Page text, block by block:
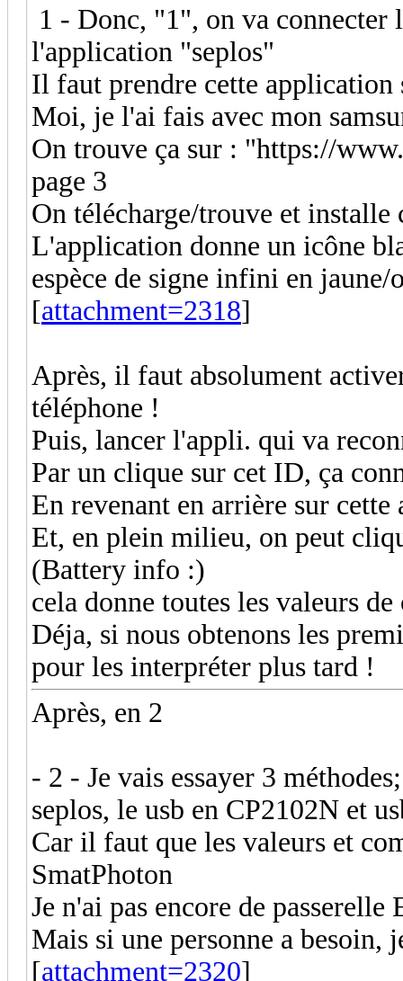
1 - Donc, "1", on va connecter
l'application "seplos"
Il faut prendre cette application
Moi, je l'ai fais avec mon
On trouve ça sur : "https://
page 3
On télécharge/trouve et
L'application donne un icône
espèce de signe infini en jaune/
[attachment=2318]
Après, il faut absolument
téléphone !
Puis, lancer l'appli. qui va
Par un clique sur cet ID, ça
En revenant en arrière sur
Et, en plein milieu, on peut
(Battery info :)
cela donne toutes les valeurs
Déja, si nous obtenons les
pour les interpréter plus tard !
Après, en 2
- 2 - Je vais essayer 3
seplos, le usb en CP2102N et
Car il faut que les valeurs et
SmatPhoton
Je n'ai pas encore de
Mais si une personne a besoin,
[attachment=2320]